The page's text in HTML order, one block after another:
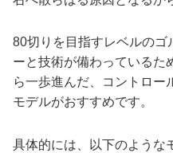
80切りを目指すレベルのゴ
ーと技術が備わっているた
ら一歩進んだ、コントロー
モデルがおすすめです。
具体的には、以下のような